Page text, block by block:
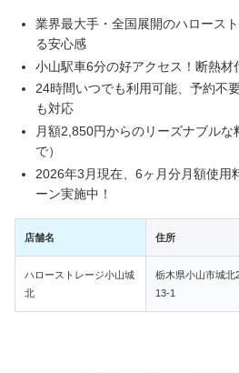
業界最大手・全国展開のハロース
る安心感
小山駅車6分の好アクセス！断熱材
24時間いつでも利用可能、予約不
も対応
月額2,850円からのリーズナブルな
で）
2026年3月現在、6ヶ月分月額使用
ーン実施中！
店舗名 住所
ハローストレージ小山城
北
栃木県小山市城北
13-1